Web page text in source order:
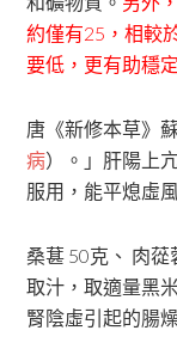
約僅有25，相較
要低，更有助穩
唐《新修本草》
病）。」肝陽上
服用，能平熄虛
桑葚 50克、 肉
取汁，取適量黑
腎陰虛引起的腸